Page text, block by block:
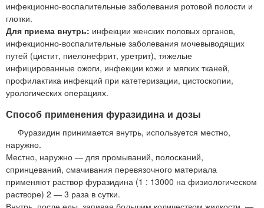
инфекционно-воспалительные заболевания ротовой полости и
глотки.
Для приема внутрь: инфекции женских половых органов,
инфекционно-воспалительные заболевания мочевыводящих
путей (цистит, пиелонефрит, уретрит), тяжелые
инфицированные ожоги, инфекции кожи и мягких тканей,
профилактика инфекций при катетеризации, цистоскопии,
урологических операциях.
Способ применения фуразидина и дозы
Фуразидин принимается внутрь, используется местно,
наружно.
Местно, наружно — для промываний, полосканий,
спринцеваний, смачивания перевязочного материала
применяют раствор фуразидина (1 : 13000 на физиологическом
растворе) 2 — 3 раза в сутки.